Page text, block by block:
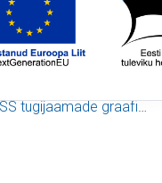
tugijaamade graafikud